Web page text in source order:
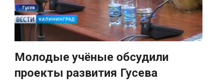
Молодые учёные обсудили
проекты развития Гусева